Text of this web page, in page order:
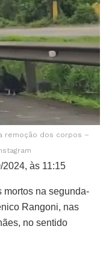
remoção dos corpos –
às 11:15
mortos na segunda-
Rangoni, nas
no sentido